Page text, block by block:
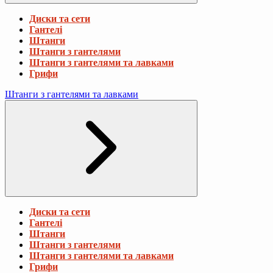
Диски та сети
Гантелі
Штанги
Штанги з гантелями
Штанги з гантелями та лавками
Грифи
Штанги з гантелями та лавками
Диски та сети
Гантелі
Штанги
Штанги з гантелями
Штанги з гантелями та лавками
Грифи